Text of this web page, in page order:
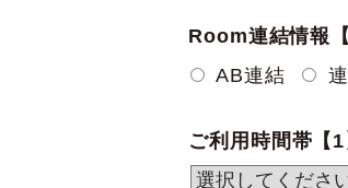
Room連結情報【
AB連結
ご利用時間帯【1